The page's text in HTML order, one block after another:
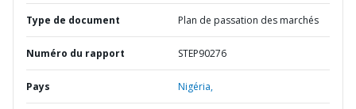
Type de document Plan de passation des marchés
Numéro du rapport STEP90276
Pays Nigéria,